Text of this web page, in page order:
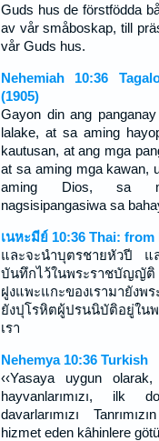
Guds hus de förstfödda
av vår småboskap, till
vår Guds hus.
Nehemiah 10:36
(1905)
Gayon din ang
lalake, at sa aming
kautusan, at ang mga
at sa aming mga kawan,
aming Dios, sa
nagsisipangasiwa sa
เนหะมีย์ 10:36 Thai: from
และจะนำบุตรชายหัวปี แ
บันทึกไว้ในพระราชบัญญัติ
ฝูงแพะแกะของเรามายังพร
ยังปุโรหิตผู้ปรนนิบัติอยู่ในพ
เรา
Nehemya 10:36 Turkish
‹‹Yasaya uygun olarak,
hayvanlarımızı, ilk
davarlarımızı
hizmet eden kâhinlere